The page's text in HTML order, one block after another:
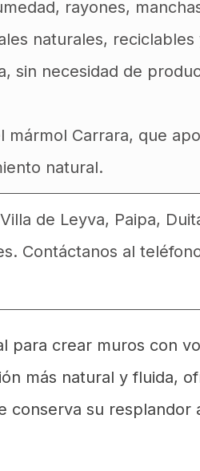
rayones,
naturales, reciclables
sin necesidad de
mármol Carrara, que
natural.
de Leyva, Paipa,
Contáctanos al
para crear muros con
más natural y fluida,
conserva su resplandor